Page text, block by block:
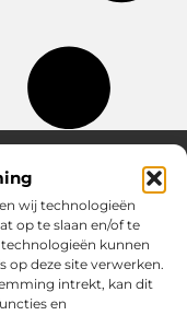
wij technologieën
op te slaan en/of te
kunnen
op deze site verwerken.
intrekt, kan dit
en
dagelijks leven.
die je helpen
praktische adviezen